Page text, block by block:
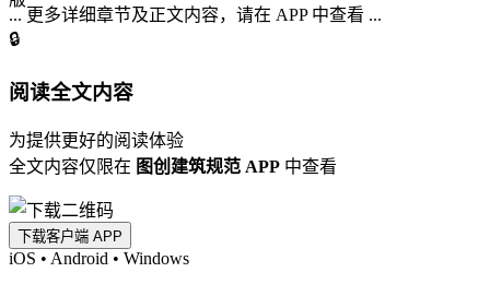
... 更多详细章节及正文内容，请在 APP 中查看 ...
🔒
阅读全文内容
为提供更好的阅读体验
全文内容仅限在 图创建筑规范 APP 中查看
下载客户端 APP
iOS • Android • Windows